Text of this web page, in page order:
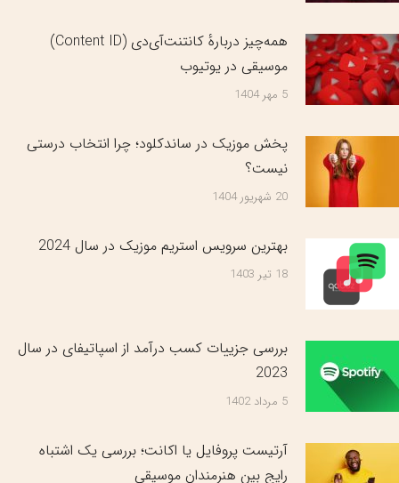
همه‌چیز دربارهٔ کانتنت‌آی‌دی (Content ID)
موسیقی در یوتیوب
5 مهر 1404
پخش موزیک در ساندکلود؛ چرا انتخاب درستی
نیست؟
20 شهریور 1404
بهترین سرویس‌ استریم موزیک در سال 2024
18 تیر 1403
بررسی جزییات کسب درآمد از اسپاتیفای در سال
2023
5 مرداد 1402
آرتیست پروفایل یا اکانت؛ بررسی یک اشتباه
رایج بین هنرمندان موسیقی